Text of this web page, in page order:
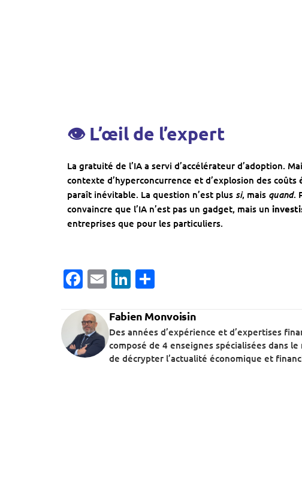
👁 L’œil de l’expert
La gratuité de l’IA a servi d’accélérateur d’adoption.
contexte d’hyperconcurrence et d’explosion des
paraît inévitable. La question n’est plus si, mais quand.
convaincre que l’IA n’est pas un gadget, mais un
entreprises que pour les particuliers.
Facebook
EmailLinkedIn
Fabien Monvoisin
Des années d’expérience et d’expertises
composé de 4 enseignes spécialisées dans
de décrypter l’actualité économique et